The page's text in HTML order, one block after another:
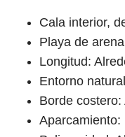
Cala interior,
Playa de
Longitud:
Entorno
Borde
Aparcamiento: